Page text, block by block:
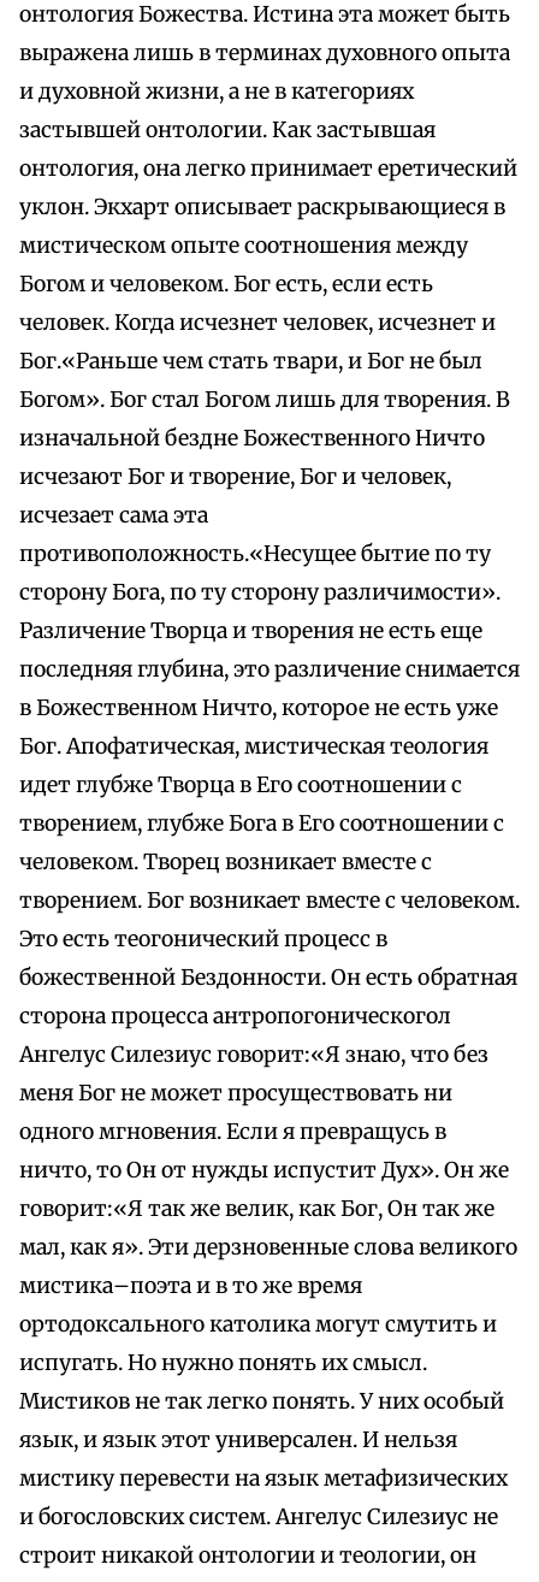
онтология Божества. Истина эта может быть
выражена лишь в терминах духовного опыта
и духовной жизни, а не в категориях
застывшей онтологии. Как застывшая
онтология, она легко принимает еретический
уклон. Экхарт описывает раскрывающиеся в
мистическом опыте соотношения между
Богом и человеком. Бог есть, если есть
человек. Когда исчезнет человек, исчезнет и
Бог.«Раньше чем стать твари, и Бог не был
Богом». Бог стал Богом лишь для творения. В
изначальной бездне Божественного Ничто
исчезают Бог и творение, Бог и человек,
исчезает сама эта
противоположность.«Несущее бытие по ту
сторону Бога, по ту сторону различимости».
Различение Творца и творения не есть еще
последняя глубина, это различение снимается
в Божественном Ничто, которое не есть уже
Бог. Апофатическая, мистическая теология
идет глубже Творца в Его соотношении с
творением, глубже Бога в Его соотношении с
человеком. Творец возникает вместе с
творением. Бог возникает вместе с человеком.
Это есть теогонический процесс в
божественной Бездонности. Он есть обратная
сторона процесса антропогоническогол
Ангелус Силезиус говорит:«Я знаю, что без
меня Бог не может просуществовать ни
одного мгновения. Если я превращусь в
ничто, то Он от нужды испустит Дух». Он же
говорит:«Я так же велик, как Бог, Он так же
мал, как я». Эти дерзновенные слова великого
мистика–поэта и в то же время
ортодоксального католика могут смутить и
испугать. Но нужно понять их смысл.
Мистиков не так легко понять. У них особый
язык, и язык этот универсален. И нельзя
мистику перевести на язык метафизических
и богословских систем. Ангелус Силезиус не
строит никакой онтологии и теологии, он